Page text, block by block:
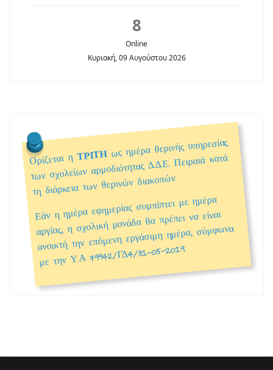
8
Online
Κυριακή, 09 Αυγούστου 2026
Ορίζεται ηΤΡΙΤΗ ως ημέρα θερινής υπηρεσίας
των σχολείων αρμοδιότητας Δ.Δ.Ε. Πειραιά κατά
τη διάρκεια των θερινών διακοπών.
Εάν η ημέρα εφημερίας συμπίπτει με ημέρα
αργίας, η σχολική μονάδα θα πρέπει να είναι
ανοικτή την επόμενη εργάσιμη ημέρα, σύμφωνα
με την Υ.Α 79942/ΓΔ4/31-05-2019.